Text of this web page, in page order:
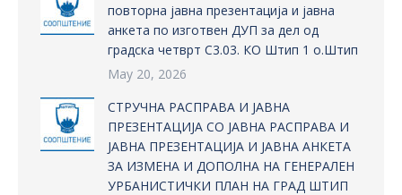
повторна јавна презентација и јавна
анкета по изготвен ДУП за дел од
градска четврт С3.03. КО Штип 1 о.Штип
May 20, 2026
СТРУЧНА РАСПРАВА И ЈАВНА
ПРЕЗЕНТАЦИЈА СО ЈАВНА РАСПРАВА И
ЈАВНА ПРЕЗЕНТАЦИЈА И ЈАВНА АНКЕТА
ЗА ИЗМЕНА И ДОПОЛНА НА ГЕНЕРАЛЕН
УРБАНИСТИЧКИ ПЛАН НА ГРАД ШТИП